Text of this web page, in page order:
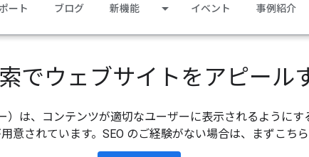
ート ブログ 新機能 イベント 事例紹介
でウェブサイトをアピール
）は、コンテンツが適切なユーザーに表示されるように
意されています。SEO のご経験がない場合は、まずこち